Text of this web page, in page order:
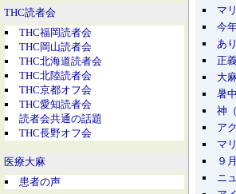
THC読者会
THC福岡読者会
THC岡山読者会
THC北海道読者会
THC北陸読者会
THC京都オフ会
THC愛知読者会
読者会共通の話題
THC長野オフ会
医療大麻
患者の声
マ
今
あ
正
大
暑
神
ア
マ
９
ニ